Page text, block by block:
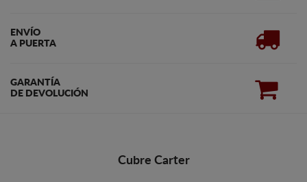
ENVÍO
A PUERTA
GARANTÍA
DE DEVOLUCIÓN
Cubre Carter